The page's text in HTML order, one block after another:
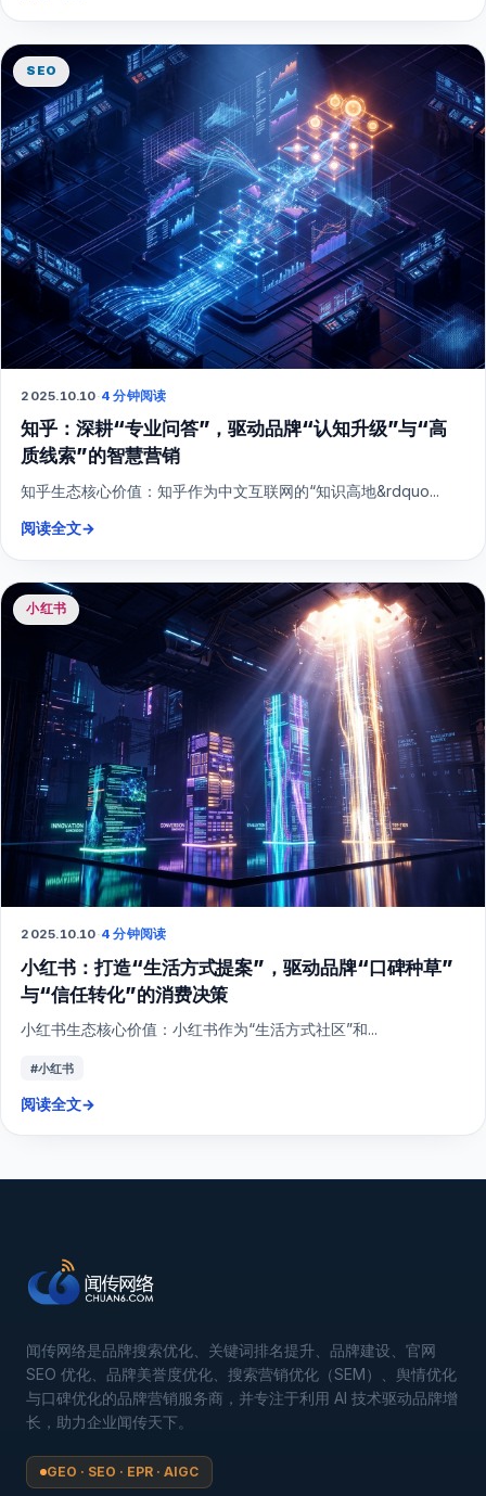
SEO
2025.10.10·4 分钟阅读
知乎：深耕“专业问答”，驱动品牌“认知升级”与“高
质线索”的智慧营销
知乎生态核心价值：知乎作为中文互联网的“知识高地&rdquo...
阅读全文→
小红书
2025.10.10·4 分钟阅读
小红书：打造“生活方式提案”，驱动品牌“口碑种草”
与“信任转化”的消费决策
小红书生态核心价值：小红书作为“生活方式社区”和...
#小红书
阅读全文→
闻传网络是品牌搜索优化、关键词排名提升、品牌建设、官网
SEO 优化、品牌美誉度优化、搜索营销优化（SEM）、舆情优化
与口碑优化的品牌营销服务商，并专注于利用 AI 技术驱动品牌增
长，助力企业闻传天下。
GEO · SEO · EPR · AIGC